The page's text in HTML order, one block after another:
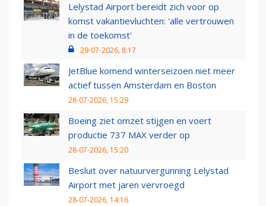
Lelystad Airport bereidt zich voor op
komst vakantievluchten: 'alle vertrouwen
in de toekomst'
29-07-2026, 8:17
JetBlue komend winterseizoen niet meer
actief tussen Amsterdam en Boston
28-07-2026, 15:29
Boeing ziet omzet stijgen en voert
productie 737 MAX verder op
28-07-2026, 15:20
Besluit over natuurvergunning Lelystad
Airport met jaren vervroegd
28-07-2026, 14:16